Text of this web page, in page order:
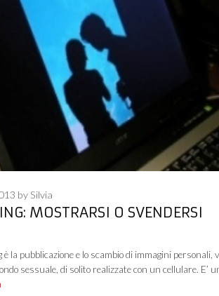
MOSTRARSI O SVENDERSI
by Silvia
è la pubblicazione e lo scambio di immagini personali,
sessuale, di solito realizzate con un cellulare. E’